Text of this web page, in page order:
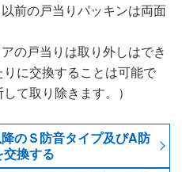
前の戸当りパッキンは両面
の戸当りは取り外しはでき
に交換することは可能で
て取り除きます。）
のＳ防音タイプ及びA防
換する